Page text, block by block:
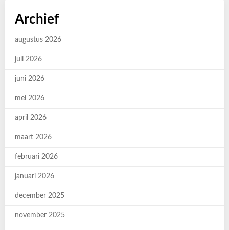
Archief
augustus 2026
juli 2026
juni 2026
mei 2026
april 2026
maart 2026
februari 2026
januari 2026
december 2025
november 2025